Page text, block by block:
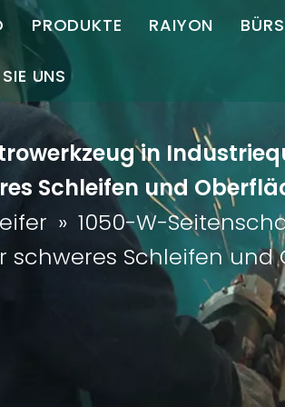
bürstenlos
PRODUKTE
Winkelschleifer
Geradschleifer
Stabschleifer
Anfasmaschine
Schneidemaschine
Magnetische Bohrmaschine
RAIYON
UNS
in
Schleifen und
» 1050-W-
schweres Schleifen